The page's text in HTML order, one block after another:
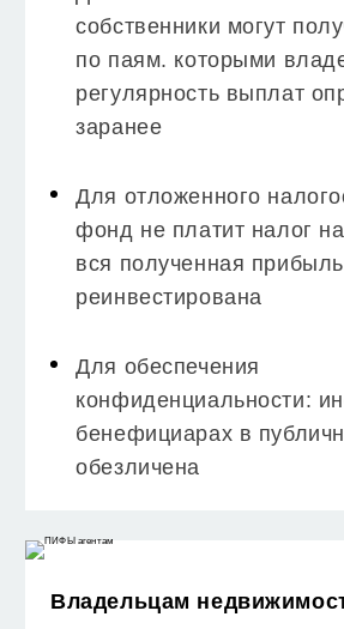
собственники могут
по паям. которыми
регулярность выплат
заранее
Для отложенного
фонд не платит налог
вся полученная
реинвестирована
Для обеспечения
конфиденциальности:
бенефициарах в
обезличена
Владельцам